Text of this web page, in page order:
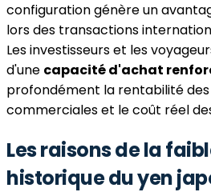
configuration génère un
lors des transactions
Les investisseurs et les
d'une capacité d'achat
profondément la rentabilité
commerciales et le coût réel
Les raisons de la
historique du yen